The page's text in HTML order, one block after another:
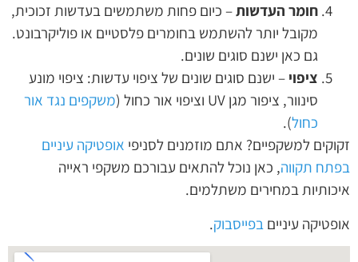
חומר העדשות– כיום פחות משתמשים בעדשות זכוכית,
מקובל יותר להשתמש בחומרים פלסטיים או פוליקרבונט.
גם כאן ישנם סוגים שונים.
ציפוי – ישנם סוגים שונים של ציפוי עדשות: ציפוי מונע
סינוור, ציפור מגן UV וציפוי אור כחול (
משקפים נגד אור
כחול).
זקוקים למשקפיים? אתם מוזמנים לסניפי אופטיקה עיניים
בפתח תקווה, כאן נוכל להתאים עבורכם משקפי ראייה
איכותיות במחירים משתלמים.
אופטיקה עיניים בפייסבוק.